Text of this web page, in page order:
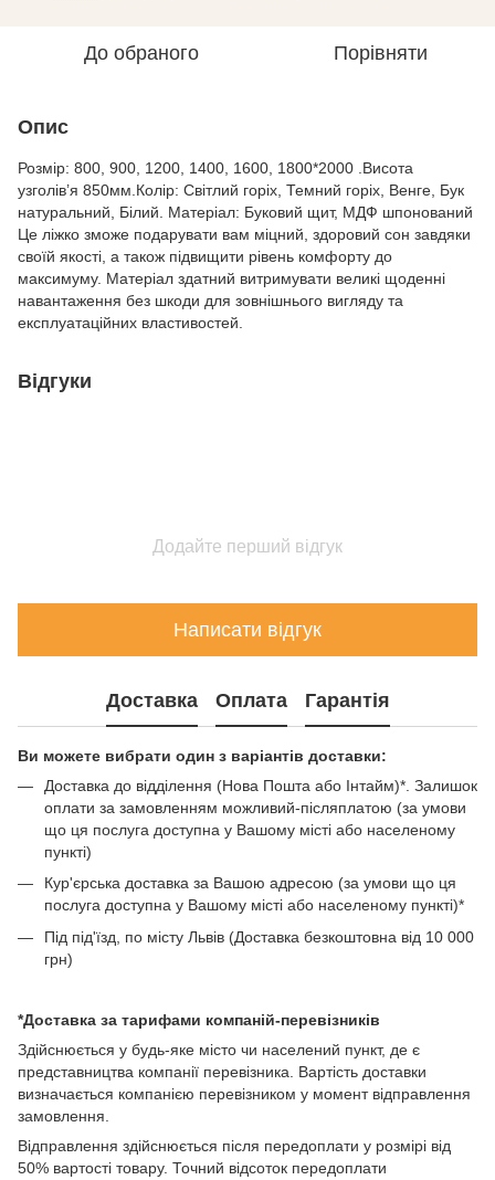
До обраного Порівняти
Опис
Розмір: 800, 900, 1200, 1400, 1600, 1800*2000 .Висота
узголів’я 850мм.Колір: Світлий горіх, Темний горіх, Венге, Бук
натуральний, Білий. Матеріал: Буковий щит, МДФ шпонований
Це ліжко зможе подарувати вам міцний, здоровий сон завдяки
своїй якості, а також підвищити рівень комфорту до
максимуму. Матеріал здатний витримувати великі щоденні
навантаження без шкоди для зовнішнього вигляду та
експлуатаційних властивостей.
Відгуки
Додайте перший відгук
Написати відгук
Доставка Оплата Гарантія
Ви можете вибрати один з варіантів доставки:
Доставка до відділення (Нова Пошта або Інтайм)*. Залишок
оплати за замовленням можливий-післяплатою (за умови
що ця послуга доступна у Вашому місті або населеному
пункті)
Кур'єрська доставка за Вашою адресою (за умови що ця
послуга доступна у Вашому місті або населеному пункті)*
Під під'їзд, по місту Львів (Доставка безкоштовна від 10 000
грн)
*Доставка за тарифами компаній-перевізників
Здійснюється у будь-яке місто чи населений пункт, де є
представництва компанії перевізника. Вартість доставки
визначається компанією перевізником у момент відправлення
замовлення.
Відправлення здійснюється після передоплати у розмірі від
50% вартості товару. Точний відсоток передоплати